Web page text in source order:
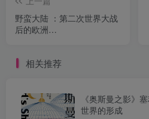
野蛮大陆 ：第二次世界大战
后的欧洲
相关推荐
《奥斯曼之影》
世界的形成